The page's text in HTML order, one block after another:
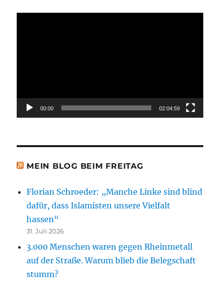
00:00 02:04:59
MEIN BLOG BEIM FREITAG
Florian Schroeder: „Manche Linke sind blind
dafür, dass Islamisten unsere Vielfalt
hassen“
31. Juli 2026
3.000 Menschen waren gegen Rheinmetall
auf der Straße. Warum blieb die Belegschaft
stumm?